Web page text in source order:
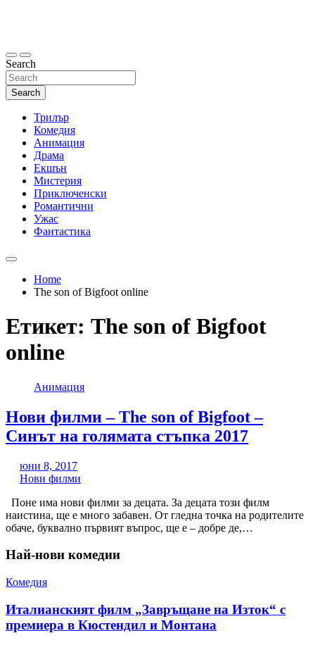
Search
Search
Трилър
Комедия
Анимация
Драма
Екшън
Мистерия
Приключенски
Романтични
Ужас
Фантастика
Home
The son of Bigfoot online
Етикет: The son of Bigfoot
online
Анимация
Нови филми – The son of Bigfoot –
Синът на голямата стъпка 2017
юни 8, 2017
Нови филми
Поне има нови филми за децата. За децата този филм
наистина, ще е много забавен. От гледна точка на родителите
обаче, буквално първият въпрос, ще е – добре де,…
Най-нови комедии
Комедия
Италианският филм „Завръщане на Изток“ с
премиера в Кюстендил и Монтана